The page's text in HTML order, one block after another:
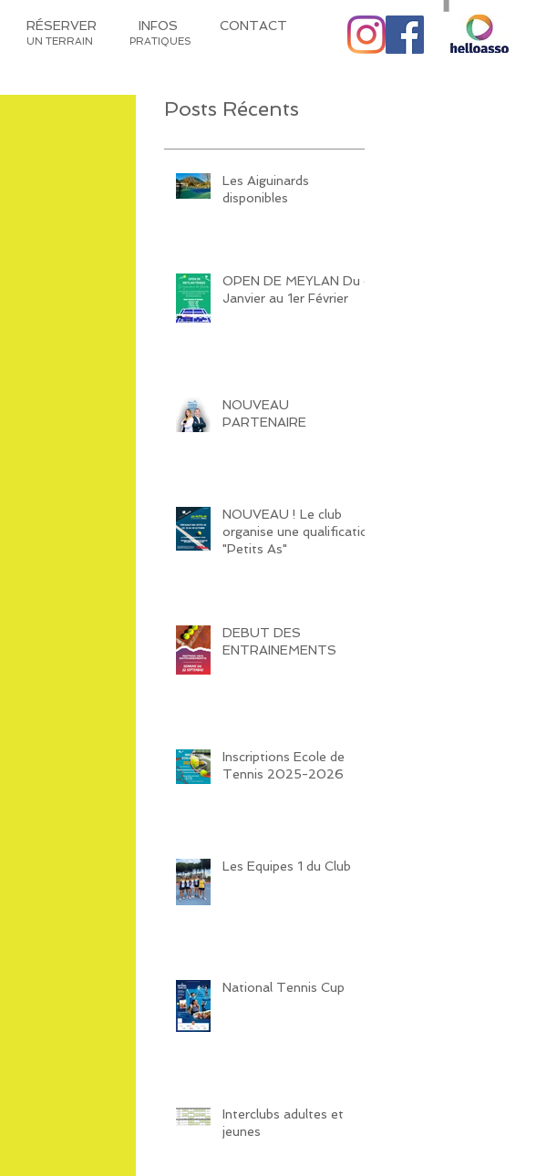
RÉSERVER INFOS CONTACT
UN TERRAIN PRATIQUES
Posts Récents
Les Aiguinards
disponibles
OPEN DE MEYLAN Du 4
Janvier au 1er Février
NOUVEAU
PARTENAIRE
NOUVEAU ! Le club
organise une qualification
"Petits As"
DEBUT DES
ENTRAINEMENTS
Inscriptions Ecole de
Tennis 2025-2026
Les Equipes 1 du Club
National Tennis Cup
Interclubs adultes et
jeunes